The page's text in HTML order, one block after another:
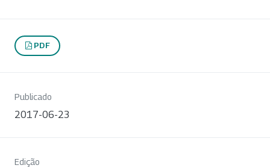
PDF
Publicado
2017-06-23
Edição